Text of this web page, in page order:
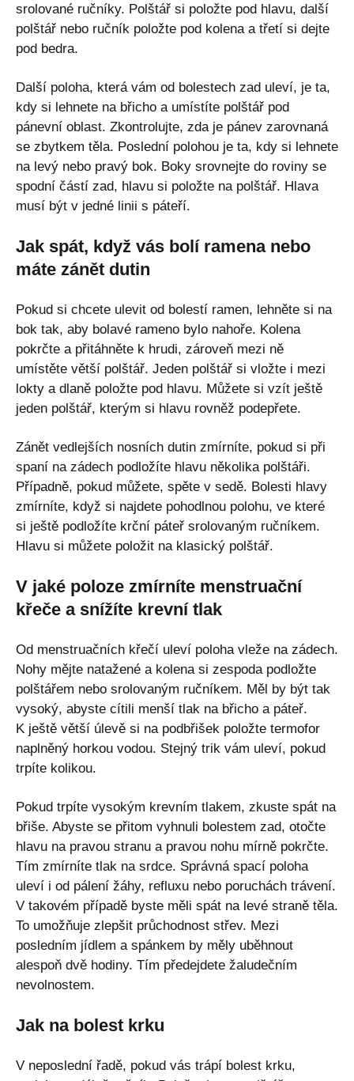
srolované ručníky. Polštář si položte pod hlavu, další
polštář nebo ručník položte pod kolena a třetí si dejte
pod bedra.
Další poloha, která vám od bolestech zad uleví, je ta,
kdy si lehnete na břicho a umístíte polštář pod
pánevní oblast. Zkontrolujte, zda je pánev zarovnaná
se zbytkem těla. Poslední polohou je ta, kdy si lehnete
na levý nebo pravý bok. Boky srovnejte do roviny se
spodní částí zad, hlavu si položte na polštář. Hlava
musí být v jedné linii s páteří.
Jak spát, když vás bolí ramena nebo
máte zánět dutin
Pokud si chcete ulevit od bolestí ramen, lehněte si na
bok tak, aby bolavé rameno bylo nahoře. Kolena
pokrčte a přitáhněte k hrudi, zároveň mezi ně
umístěte větší polštář. Jeden polštář si vložte i mezi
lokty a dlaně položte pod hlavu. Můžete si vzít ještě
jeden polštář, kterým si hlavu rovněž podepřete.
Zánět vedlejších nosních dutin zmírníte, pokud si při
spaní na zádech podložíte hlavu několika polštáři.
Případně, pokud můžete, spěte v sedě. Bolesti hlavy
zmírníte, když si najdete pohodlnou polohu, ve které
si ještě podložíte krční páteř srolovaným ručníkem.
Hlavu si můžete položit na klasický polštář.
V jaké poloze zmírníte menstruační
křeče a snížíte krevní tlak
Od menstruačních křečí uleví poloha vleže na zádech.
Nohy mějte natažené a kolena si zespoda podložte
polštářem nebo srolovaným ručníkem. Měl by být tak
vysoký, abyste cítili menší tlak na břicho a páteř.
K ještě větší úlevě si na podbřišek položte termofor
naplněný horkou vodou. Stejný trik vám uleví, pokud
trpíte kolikou.
Pokud trpíte vysokým krevním tlakem, zkuste spát na
břiše. Abyste se přitom vyhnuli bolestem zad, otočte
hlavu na pravou stranu a pravou nohu mírně pokrčte.
Tím zmírníte tlak na srdce. Správná spací poloha
uleví i od pálení žáhy, refluxu nebo poruchách trávení.
V takovém případě byste měli spát na levé straně těla.
To umožňuje zlepšit průchodnost střev. Mezi
posledním jídlem a spánkem by měly uběhnout
alespoň dvě hodiny. Tím předejdete žaludečním
nevolnostem.
Jak na bolest krku
V neposlední řadě, pokud vás trápí bolest krku,